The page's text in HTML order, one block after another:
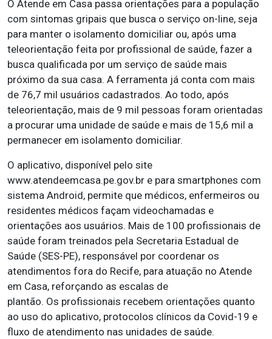
O Atende em Casa passa orientações para a população
com sintomas gripais que busca o serviço on-line, seja
para manter o isolamento domiciliar ou, após uma
teleorientação feita por profissional de saúde, fazer a
busca qualificada por um serviço de saúde mais
próximo da sua casa. A ferramenta já conta com mais
de 76,7 mil usuários cadastrados. Ao todo, após
teleorientação, mais de 9 mil pessoas foram orientadas
a procurar uma unidade de saúde e mais de 15,6 mil a
permanecer em isolamento domiciliar.
O aplicativo, disponível pelo site
www.atendeemcasa.pe.gov.br e para smartphones com
sistema Android, permite que médicos, enfermeiros ou
residentes médicos façam videochamadas e
orientações aos usuários. Mais de 100 profissionais de
saúde foram treinados pela Secretaria Estadual de
Saúde (SES-PE), responsável por coordenar os
atendimentos fora do Recife, para atuação no Atende
em Casa, reforçando as escalas de
plantão. Os profissionais recebem orientações quanto
ao uso do aplicativo, protocolos clínicos da Covid-19 e
fluxo de atendimento nas unidades de saúde.